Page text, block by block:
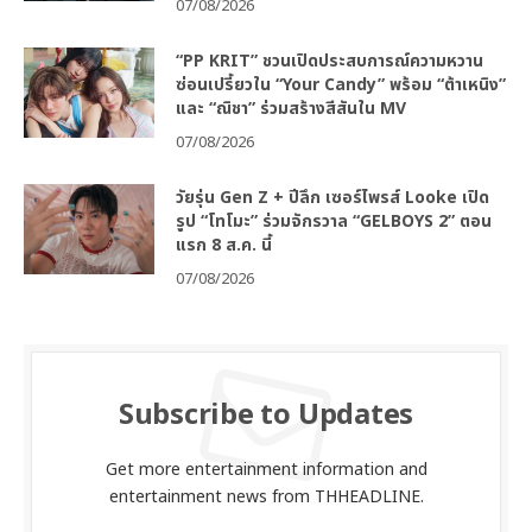
07/08/2026
“PP KRIT” ชวนเปิดประสบการณ์ความหวาน
ซ่อนเปรี้ยวใน “Your Candy” พร้อม “ต้าเหนิง”
และ “ณิชา” ร่วมสร้างสีสันใน MV
07/08/2026
วัยรุ่น Gen Z + ปีลึก เซอร์ไพรส์ Looke เปิด
รูป “โทโมะ” ร่วมจักรวาล “GELBOYS 2” ตอน
แรก 8 ส.ค. นี้
07/08/2026
Subscribe to Updates
Get more entertainment information and
entertainment news from THHEADLINE.